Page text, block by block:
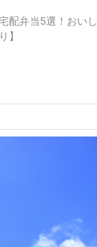
配弁当5選！おいし
】